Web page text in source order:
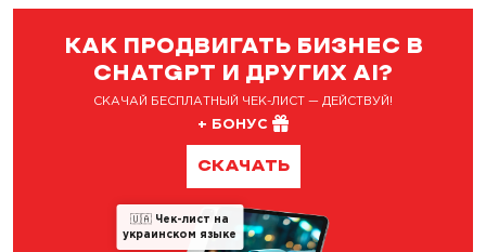
КАК ПРОДВИГАТЬ БИЗНЕС В
CHATGPT И ДРУГИХ AI?
СКАЧАЙ БЕСПЛАТНЫЙ ЧЕК-ЛИСТ — ДЕЙСТВУЙ!
+ БОНУС
СКАЧАТЬ
🇺🇦 Чек-лист на
украинском языке